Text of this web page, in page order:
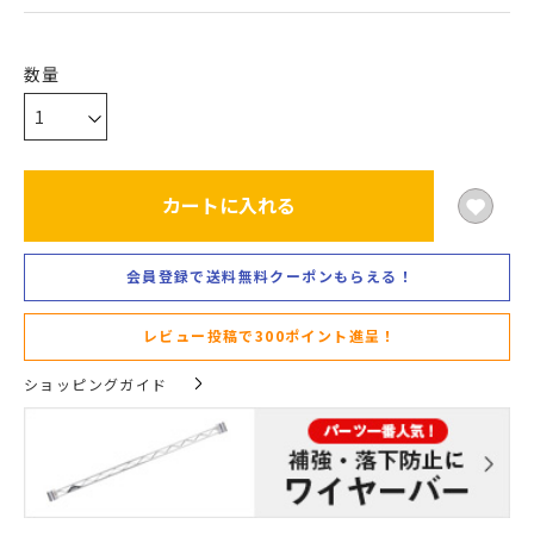
カートに入れる
会員登録で送料無料クーポンもらえる！
レビュー投稿で300ポイント進呈！
ショッピングガイド